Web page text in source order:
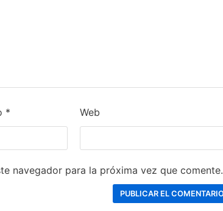
* Web
navegador para la próxima vez que comente.